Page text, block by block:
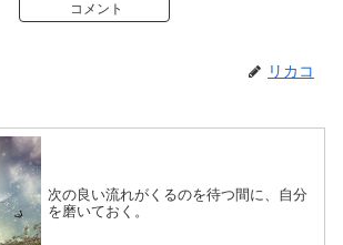
コメント
リカコ
次の良い流れがくるのを待つ間に、自分
を磨いておく。